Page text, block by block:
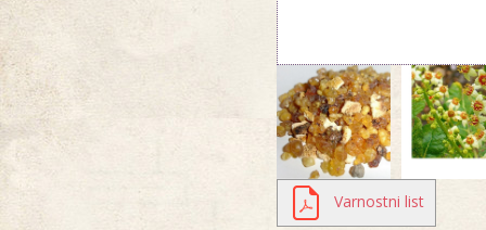
Varnostni list